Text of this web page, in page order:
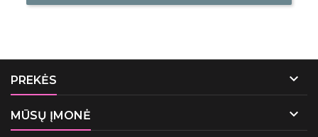
PREKĖS 
MŪSŲ ĮMONĖ 